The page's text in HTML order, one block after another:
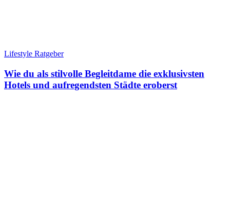
Lifestyle Ratgeber
Wie du als stilvolle Begleitdame die exklusivsten
Hotels und aufregendsten Städte eroberst